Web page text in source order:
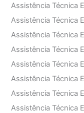
Assistência Técnica
Assistência Técnica
Assistência Técnica
Assistência Técnica
Assistência Técnica
Assistência Técnica
Assistência Técnica
Assistência Técnica